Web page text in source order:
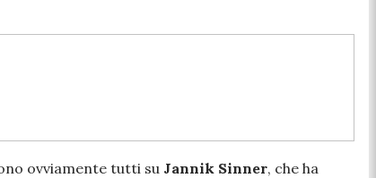
ovviamente tutti su Jannik Sinner, che ha